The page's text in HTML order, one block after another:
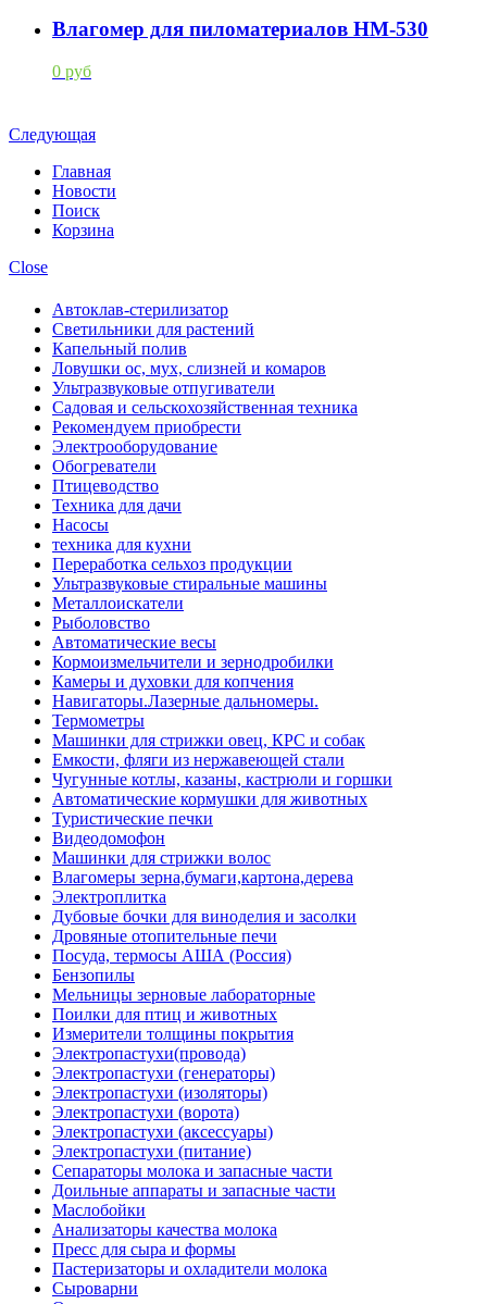
Влагомер для пиломатериалов HM-530
0 руб
Следующая
Главная
Новости
Поиск
Корзина
Close
Автоклав-стерилизатор
Светильники для растений
Капельный полив
Ловушки ос, мух, слизней и комаров
Ультразвуковые отпугиватели
Садовая и сельскохозяйственная техника
Рекомендуем приобрести
Электрооборудование
Обогреватели
Птицеводство
Техника для дачи
Насосы
техника для кухни
Переработка сельхоз продукции
Ультразвуковые стиральные машины
Металлоискатели
Рыболовство
Автоматические весы
Кормоизмельчители и зернодробилки
Камеры и духовки для копчения
Навигаторы.Лазерные дальномеры.
Термометры
Машинки для стрижки овец, КРС и собак
Емкости, фляги из нержавеющей стали
Чугунные котлы, казаны, кастрюли и горшки
Автоматические кормушки для животных
Туристические печки
Видеодомофон
Машинки для стрижки волос
Влагомеры зерна,бумаги,картона,дерева
Электроплитка
Дубовые бочки для виноделия и засолки
Дровяные отопительные печи
Посуда, термосы АША (Россия)
Бензопилы
Мельницы зерновые лабораторные
Поилки для птиц и животных
Измерители толщины покрытия
Электропастухи(провода)
Электропастухи (генераторы)
Электропастухи (изоляторы)
Электропастухи (ворота)
Электропастухи (аксессуары)
Электропастухи (питание)
Сепараторы молока и запасные части
Доильные аппараты и запасные части
Маслобойки
Анализаторы качества молока
Пресс для сыра и формы
Пастеризаторы и охладители молока
Сыроварни